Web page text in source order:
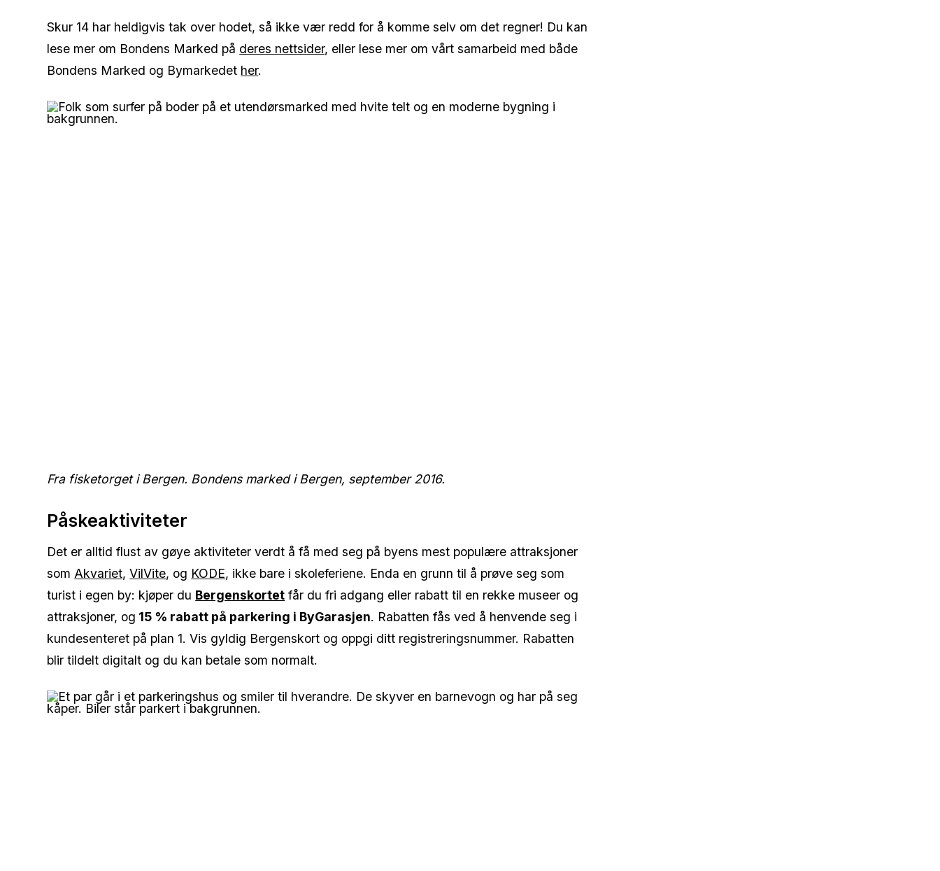
Skur 14 har heldigvis tak over hodet, så ikke vær redd for å komme selv om det regner! Du kan
lese mer om Bondens Marked på deres nettsider, eller lese mer om vårt samarbeid med både
Bondens Marked og Bymarkedet her.
Fra fisketorget i Bergen. Bondens marked i Bergen, september 2016.
Påskeaktiviteter
Det er alltid flust av gøye aktiviteter verdt å få med seg på byens mest populære attraksjoner
som Akvariet,VilVite, og KODE, ikke bare i skoleferiene. Enda en grunn til å prøve seg som
turist i egen by: kjøper du Bergenskortet får du fri adgang eller rabatt til en rekke museer og
attraksjoner, og 15 % rabatt på parkering i ByGarasjen. Rabatten fås ved å henvende seg i
kundesenteret på plan 1. Vis gyldig Bergenskort og oppgi ditt registreringsnummer. Rabatten
blir tildelt digitalt og du kan betale som normalt.